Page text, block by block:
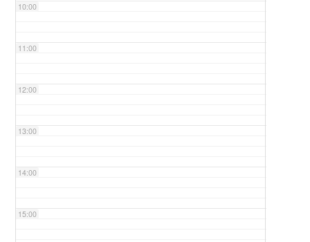
10:00
11:00
12:00
13:00
14:00
15:00